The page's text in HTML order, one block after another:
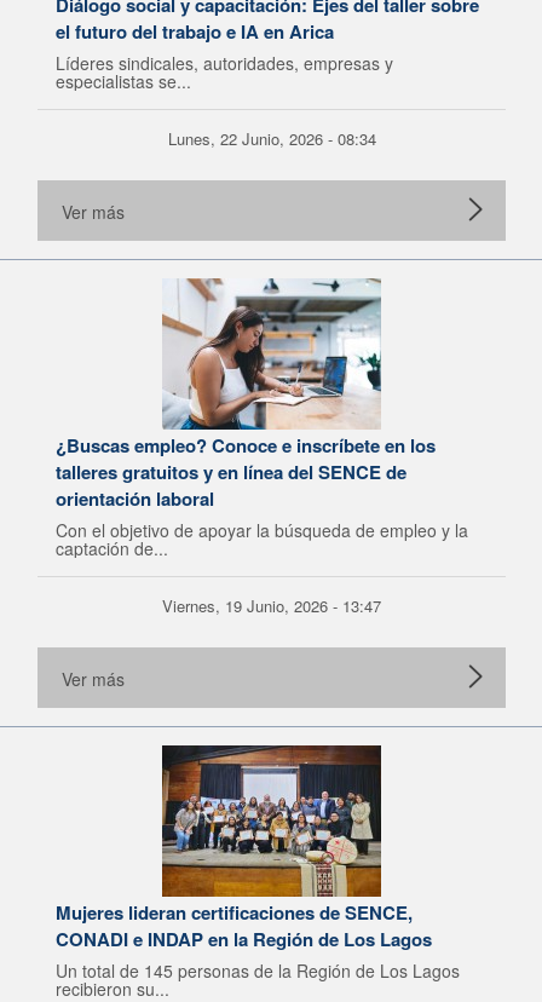
el futuro del trabajo e IA en Arica
Líderes sindicales, autoridades, empresas y
especialistas se...
Lunes, 22 Junio, 2026 - 08:34
Ver más
¿Buscas empleo? Conoce e inscríbete en los
talleres gratuitos y en línea del SENCE de
orientación laboral
Con el objetivo de apoyar la búsqueda de empleo y la
captación de...
Viernes, 19 Junio, 2026 - 13:47
Ver más
Mujeres lideran certificaciones de SENCE,
CONADI e INDAP en la Región de Los Lagos
Un total de 145 personas de la Región de Los Lagos
recibieron su...